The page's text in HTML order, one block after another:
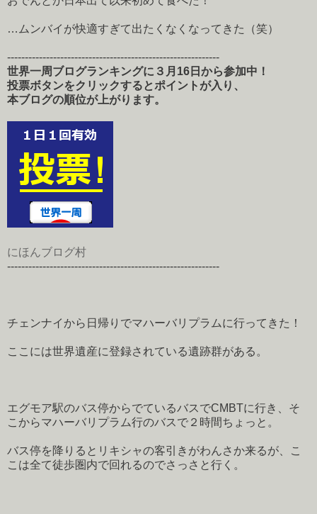
…ムンバイが快適すぎて出たくなくなってきた（笑）
------------------------------------------------------------
世界一周ブログランキングに３月16日から参加中！
投票ボタンをクリックするとポイントが入り、
本ブログの順位が上がります。
にほんブログ村
------------------------------------------------------------
チェンナイから日帰りでマハーバリプラムに行ってきた！
ここには世界遺産に登録されている遺跡群がある。
エグモア駅のバス停からでているバスでCMBTに行き、そ
こからマハーバリプラム行のバスで２時間ちょっと。
バス停を降りるとリキシャの客引きがわんさか来るが、こ
こは全て徒歩圏内で回れるのでさっさと行く。